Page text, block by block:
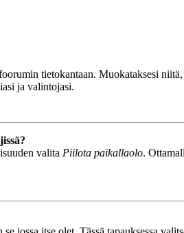
tietokantaan. Muokataksesi
ja valintojasi.
valita Piilota paikallaolo.